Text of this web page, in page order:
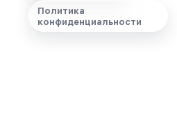
Политика
конфиденциальности